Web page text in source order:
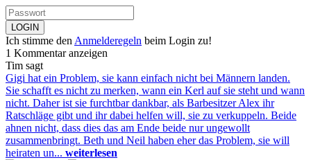
Ich stimme den Anmelderegeln beim Login zu!
1 Kommentar anzeigen
Tim sagt
Gigi hat ein Problem, sie kann einfach nicht bei Männern landen.
Sie schafft es nicht zu merken, wann ein Kerl auf sie steht und wann
nicht. Daher ist sie furchtbar dankbar, als Barbesitzer Alex ihr
Ratschläge gibt und ihr dabei helfen will, sie zu verkuppeln. Beide
ahnen nicht, dass dies das am Ende beide nur ungewollt
zusammenbringt. Beth und Neil haben eher das Problem, sie will
heiraten un... weiterlesen